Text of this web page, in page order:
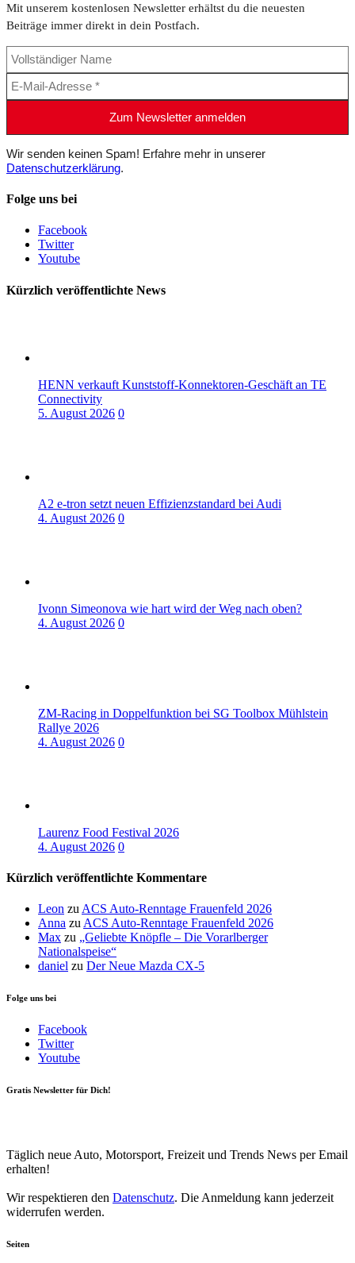
Mit unserem kostenlosen Newsletter erhältst du die neuesten
Beiträge immer direkt in dein Postfach.
Wir senden keinen Spam! Erfahre mehr in unserer
Datenschutzerklärung.
Folge uns bei
Facebook
Twitter
Youtube
Kürzlich veröffentlichte News
HENN verkauft Kunststoff-Konnektoren-Geschäft an TE
Connectivity
5. August 2026 0
A2 e-tron setzt neuen Effizienzstandard bei Audi
4. August 2026 0
Ivonn Simeonova wie hart wird der Weg nach oben?
4. August 2026 0
ZM-Racing in Doppelfunktion bei SG Toolbox Mühlstein
Rallye 2026
4. August 2026 0
Laurenz Food Festival 2026
4. August 2026 0
Kürzlich veröffentlichte Kommentare
Leon zuACS Auto-Renntage Frauenfeld 2026
Anna zuACS Auto-Renntage Frauenfeld 2026
Max zu „Geliebte Knöpfle – Die Vorarlberger
Nationalspeise“
daniel zu Der Neue Mazda CX-5
Folge uns bei
Facebook
Twitter
Youtube
Gratis Newsletter für Dich!
Täglich neue Auto, Motorsport, Freizeit und Trends News per Email
erhalten!
Wir respektieren den Datenschutz. Die Anmeldung kann jederzeit
widerrufen werden.
Seiten